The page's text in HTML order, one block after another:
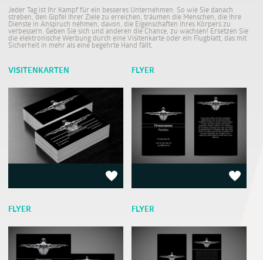
Jeder Tag ist Ihr Kampf für ein besseres Unternehmen. So wie Sie danach
streben, den Gipfel Ihrer Ziele zu erreichen, träumen die Menschen, die Ihre
Dienste in Anspruch nehmen, davon, die Eigenschaften ihres Körpers zu
verbessern. Geben Sie sich und anderen die Chance, zu wachsen! Ersetzen Sie
die elektronische Werbung durch eine Visitenkarte oder ein Flugblatt, das mit
Sicherheit in mehr als eine begehrte Hand fällt.
VISITENKARTEN FLYER
FLYER FLYER